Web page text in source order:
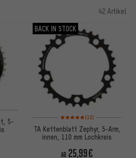
42 Artikel
von 5 basierend auf 10 Bewertungen
5-
BACK IN STOCK
Bewertungen: 5 von 5
(12)
TA Kettenblatt Zephyr, 5-Arm,
innen, 110 mm Lochkreis
AB 25,99€